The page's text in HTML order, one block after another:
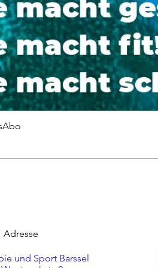
Adresse
und Sport Barssel